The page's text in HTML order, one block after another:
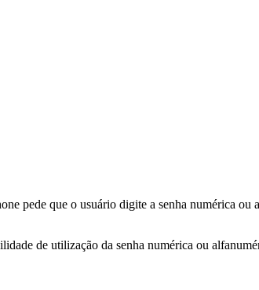
pede que o usuário digite a senha numérica ou
de utilização da senha numérica ou